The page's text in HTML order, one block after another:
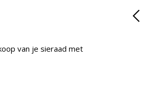
van je sieraad met